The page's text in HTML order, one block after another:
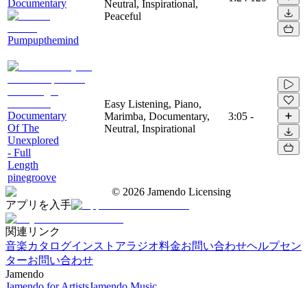
Documentary
Pumpupthemind
Neutral, Inspirational,
Peaceful
Documentary
Of The
Unexplored
- Full
Length
pinegroove
Easy Listening, Piano,
Marimba, Documentary,
Neutral, Inspirational
3:05 -
© 2026 Jamendo Licensing
アプリを入手
関連リンク
音楽カタログインストアラジオ料金お問い合わせヘルプセン
ターお問い合わせ
Jamendo